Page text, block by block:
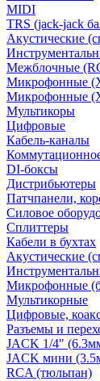
MIDI
TRS (jack-jack
Акустические
Межблочные
Микрофонные
Микрофонные
Мультикоры
Цифровые
Кабель-каналы
DI-боксы
Дистрибьютеры
Патчпанели,
Силовое
Сплиттеры
Кабели в бухтах
Акустические
Микрофонные
Мультикорные
Цифровые,
Разъемы и
JACK 1/4"
JACK мини
RCA (тюльпан)